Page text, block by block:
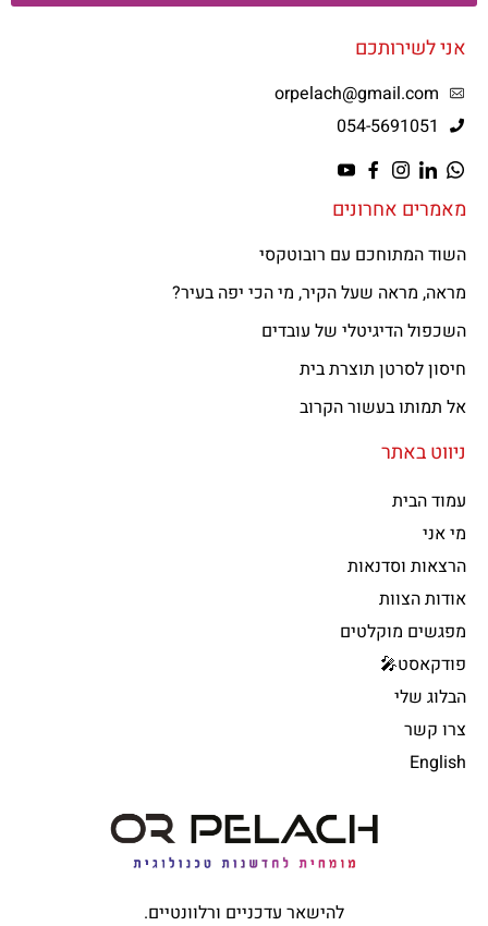
אני לשירותכם
orpelach@gmail.com
054-5691051
מאמרים אחרונים
השוד המתוחכם עם רובוטקסי
מראה, מראה שעל הקיר, מי הכי יפה בעיר?
השכפול הדיגיטלי של עובדים
חיסון לסרטן תוצרת בית
אל תמותו בעשור הקרוב
ניווט באתר
עמוד הבית
מי אני
הרצאות וסדנאות
אודות הצוות
מפגשים מוקלטים
פודקאסט🎤
הבלוג שלי
צרו קשר
English
להישאר עדכניים ורלוונטיים.